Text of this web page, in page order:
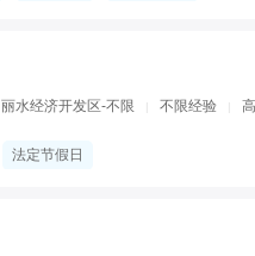
丽水经济开发区-不限 不限经验
法定节假日